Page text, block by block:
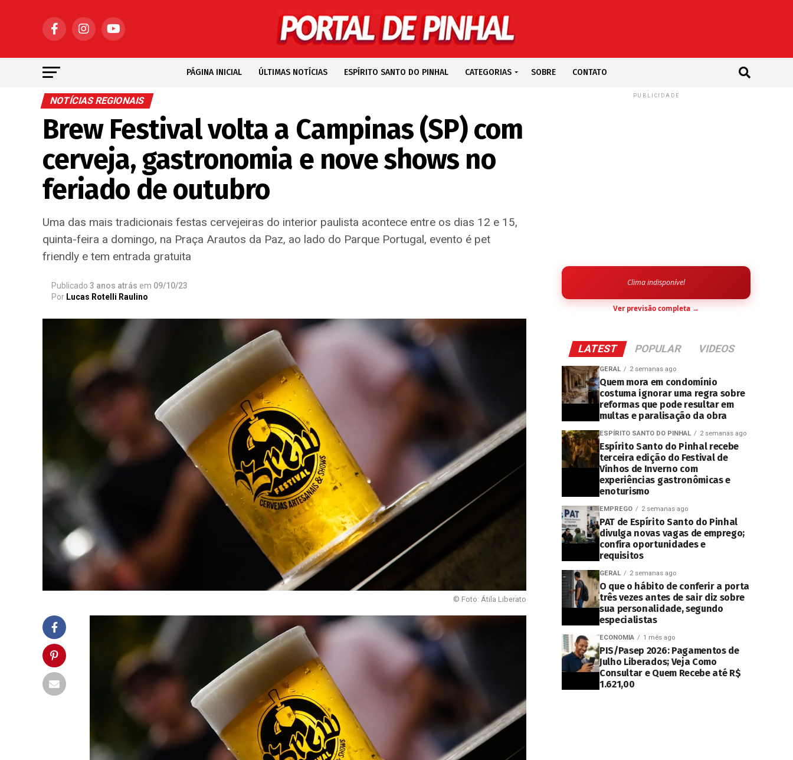
PÁGINA INICIAL ÚLTIMAS NOTÍCIAS ESPÍRITO SANTO DO PINHAL CATEGORIAS SOBRE CONTATO
NOTÍCIAS REGIONAIS
Brew Festival volta a Campinas (SP) com
cerveja, gastronomia e nove shows no
feriado de outubro
Uma das mais tradicionais festas cervejeiras do interior paulista acontece entre os dias 12 e 15,
quinta-feira a domingo, na Praça Arautos da Paz, ao lado do Parque Portugal, evento é pet
friendly e tem entrada gratuita
Publicado 3 anos atrás em 09/10/23
Por Lucas Rotelli Raulino
© Foto: Átila Liberato
PUBLICIDADE
Clima indisponível
Ver previsão completa →
LATEST POPULAR VIDEOS
GERAL 2 semanas ago
Quem mora em condomínio
costuma ignorar uma regra sobre
reformas que pode resultar em
multas e paralisação da obra
ESPÍRITO SANTO DO PINHAL 2 semanas ago
Espírito Santo do Pinhal recebe
terceira edição do Festival de
Vinhos de Inverno com
experiências gastronômicas e
enoturismo
EMPREGO 2 semanas ago
PAT de Espírito Santo do Pinhal
divulga novas vagas de emprego;
confira oportunidades e
requisitos
GERAL 2 semanas ago
O que o hábito de conferir a porta
três vezes antes de sair diz sobre
sua personalidade, segundo
especialistas
ECONOMIA 1 mês ago
PIS/Pasep 2026: Pagamentos de
Julho Liberados; Veja Como
Consultar e Quem Recebe até R$
1.621,00